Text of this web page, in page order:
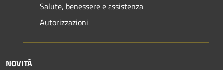
Salute, benessere e assistenza
Autorizzazioni
NOVITÀ